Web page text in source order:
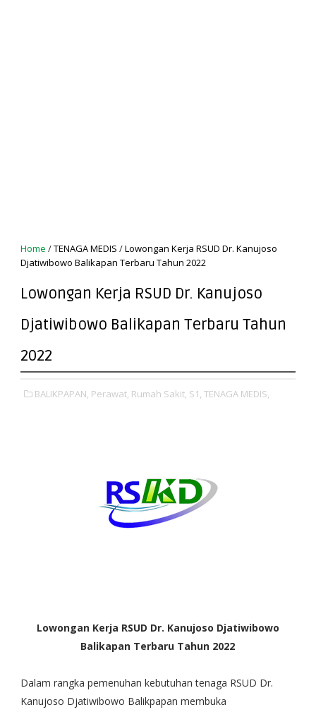
Home /TENAGA MEDIS /Lowongan Kerja RSUD Dr. Kanujoso
Djatiwibowo Balikapan Terbaru Tahun 2022
Lowongan Kerja RSUD Dr. Kanujoso
Djatiwibowo Balikapan Terbaru Tahun
2022
BALIKPAPAN, Perawat, Rumah Sakit, S1, TENAGA MEDIS,
Lowongan Kerja RSUD Dr. Kanujoso Djatiwibowo
Balikapan Terbaru Tahun 2022
Dalam rangka pemenuhan kebutuhan tenaga RSUD Dr.
Kanujoso Djatiwibowo Balikpapan membuka